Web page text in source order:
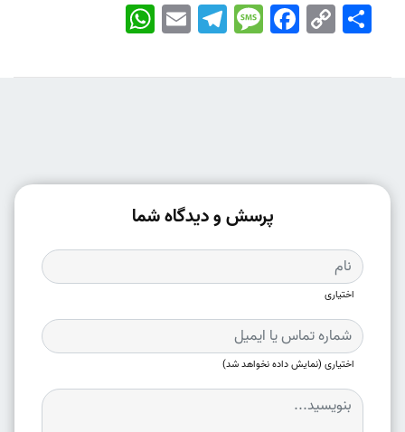
WhatsApp EmailTelegramMessageFacebook Copy
Link
اشتراک
پرسش و دیدگاه شما
اختیاری
اختیاری (نمایش داده نخواهد شد)